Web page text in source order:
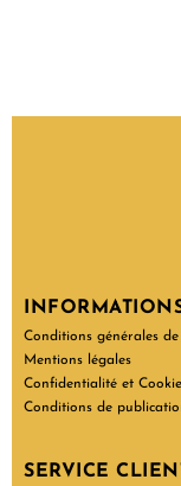
Conditions générales
Mentions légales
Confidentialité et
Conditions de
SERVICE